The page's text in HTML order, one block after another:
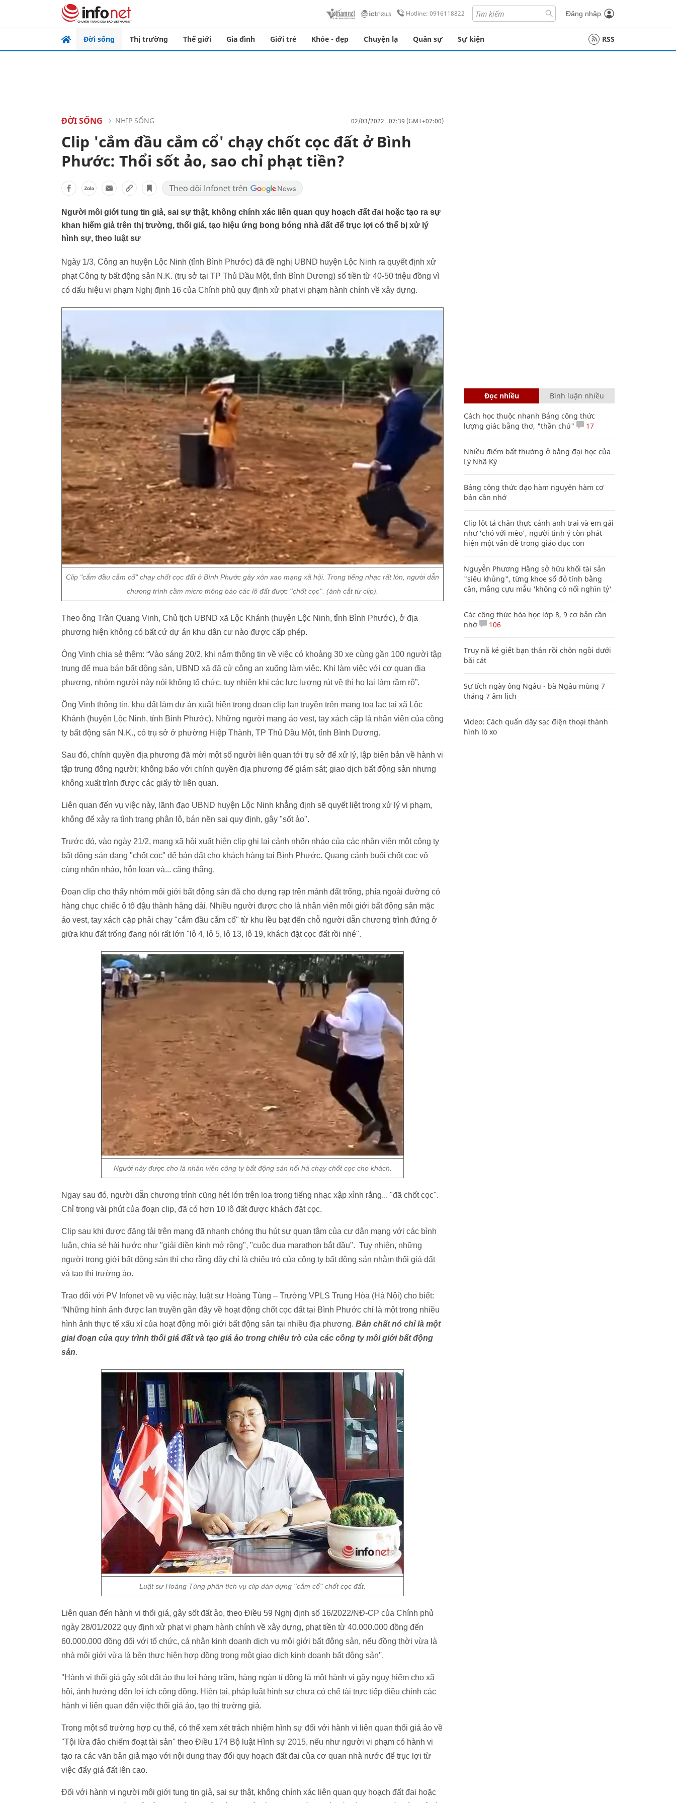
Hotline: 0916118822 Đăng nhập
Đời sống Thị trường Thế giới Gia đình Giới trẻ Khỏe - đẹp Chuyện lạ Quân sự Sự kiện RSS
ĐỜI SỐNG NHỊP SỐNG 02/03/2022 07:39 (GMT+07:00)
Clip 'cắm đầu cắm cổ' chạy chốt cọc đất ở Bình
Phước: Thổi sốt ảo, sao chỉ phạt tiền?
Người môi giới tung tin giả, sai sự thật, không chính xác liên quan quy hoạch đất đai hoặc tạo ra sự
khan hiếm giả trên thị trường, thổi giá, tạo hiệu ứng bong bóng nhà đất để trục lợi có thể bị xử lý
hình sự, theo luật sư
Ngày 1/3, Công an huyện Lộc Ninh (tỉnh Bình Phước) đã đề nghị UBND huyện Lộc Ninh ra quyết định xử
phạt Công ty bất động sản N.K. (trụ sở tại TP Thủ Dầu Một, tỉnh Bình Dương) số tiền từ 40-50 triệu đồng vì
có dấu hiệu vi phạm Nghị định 16 của Chính phủ quy định xử phạt vi phạm hành chính về xây dựng.
Clip "cắm đầu cắm cổ" chạy chốt cọc đất ở Bình Phước gây xôn xao mạng xã hội. Trong tiếng nhạc rất lớn, người dẫn
chương trình cầm micro thông báo các lô đất được ''chốt cọc''. (ảnh cắt từ clip).
Theo ông Trần Quang Vinh, Chủ tịch UBND xã Lộc Khánh (huyện Lộc Ninh, tỉnh Bình Phước), ở địa
phương hiện không có bất cứ dự án khu dân cư nào được cấp phép.
Ông Vinh chia sẻ thêm: “Vào sáng 20/2, khi nắm thông tin về việc có khoảng 30 xe cùng gần 100 người tập
trung để mua bán bất động sản, UBND xã đã cử công an xuống làm việc. Khi làm việc với cơ quan địa
phương, nhóm người này nói không tổ chức, tuy nhiên khi các lực lượng rút về thì họ lại làm rầm rộ”.
Ông Vinh thông tin, khu đất làm dự án xuất hiện trong đoạn clip lan truyền trên mạng tọa lạc tại xã Lộc
Khánh (huyện Lộc Ninh, tỉnh Bình Phước). Những người mang áo vest, tay xách cặp là nhân viên của công
ty bất động sản N.K., có trụ sở ở phường Hiệp Thành, TP Thủ Dầu Một, tỉnh Bình Dương.
Sau đó, chính quyền địa phương đã mời một số người liên quan tới trụ sở để xử lý, lập biên bản về hành vi
tập trung đông người; không báo với chính quyền địa phương để giám sát; giao dịch bất động sản nhưng
không xuất trình được các giấy tờ liên quan.
Liên quan đến vụ việc này, lãnh đạo UBND huyện Lộc Ninh khẳng định sẽ quyết liệt trong xử lý vi phạm,
không để xảy ra tình trạng phân lô, bán nền sai quy định, gây "sốt ảo".
Trước đó, vào ngày 21/2, mạng xã hội xuất hiện clip ghi lại cảnh nhốn nháo của các nhân viên một công ty
bất động sản đang "chốt cọc" để bán đất cho khách hàng tại Bình Phước. Quang cảnh buổi chốt cọc vô
cùng nhốn nháo, hỗn loạn và... căng thẳng.
Đoạn clip cho thấy nhóm môi giới bất động sản đã cho dựng rạp trên mảnh đất trống, phía ngoài đường có
hàng chục chiếc ô tô đậu thành hàng dài. Nhiều người được cho là nhân viên môi giới bất động sản mặc
áo vest, tay xách cặp phải chạy "cắm đầu cắm cổ" từ khu lều bạt đến chỗ người dẫn chương trình đứng ở
giữa khu đất trống đang nói rất lớn "lô 4, lô 5, lô 13, lô 19, khách đặt cọc đất rồi nhé".
Người này được cho là nhân viên công ty bất động sản hối hả chạy chốt cọc cho khách.
Ngay sau đó, người dẫn chương trình cũng hét lớn trên loa trong tiếng nhạc xập xình rằng... "đã chốt cọc".
Chỉ trong vài phút của đoạn clip, đã có hơn 10 lô đất được khách đặt cọc.
Clip sau khi được đăng tải trên mạng đã nhanh chóng thu hút sự quan tâm của cư dân mạng với các bình
luận, chia sẻ hài hước như "giải điền kinh mở rộng", "cuộc đua marathon bắt đầu". Tuy nhiên, những
người trong giới bất động sản thì cho rằng đây chỉ là chiêu trò của công ty bất động sản nhằm thổi giá đất
và tạo thị trường ảo.
Trao đổi với PV Infonet về vụ việc này, luật sư Hoàng Tùng – Trưởng VPLS Trung Hòa (Hà Nội) cho biết:
“Những hình ảnh được lan truyền gần đây về hoạt động chốt cọc đất tại Bình Phước chỉ là một trong nhiều
hình ảnh thực tế xấu xí của hoạt động môi giới bất động sản tại nhiều địa phương. Bản chất nó chỉ là một
giai đoạn của quy trình thổi giá đất và tạo giá ảo trong chiêu trò của các công ty môi giới bất động
sản.
Luật sư Hoàng Tùng phân tích vụ clip dàn dựng ''cắm cổ'' chốt cọc đất.
Liên quan đến hành vi thổi giá, gây sốt đất ảo, theo Điều 59 Nghị định số 16/2022/NĐ-CP của Chính phủ
ngày 28/01/2022 quy định xử phạt vi phạm hành chính về xây dựng, phạt tiền từ 40.000.000 đồng đến
60.000.000 đồng đối với tổ chức, cá nhân kinh doanh dịch vụ môi giới bất động sản, nếu đồng thời vừa là
nhà môi giới vừa là bên thực hiện hợp đồng trong một giao dịch kinh doanh bất động sản''.
''Hành vi thổi giá gây sốt đất ảo thu lợi hàng trăm, hàng ngàn tỉ đồng là một hành vi gây nguy hiểm cho xã
hội, ảnh hưởng đến lợi ích cộng đồng. Hiện tại, pháp luật hình sự chưa có chế tài trực tiếp điều chỉnh các
hành vi liên quan đến việc thổi giá ảo, tạo thị trường giả.
Trong một số trường hợp cụ thể, có thể xem xét trách nhiệm hình sự đối với hành vi liên quan thổi giá ảo về
''Tội lừa đảo chiếm đoạt tài sản'' theo Điều 174 Bộ luật Hình sự 2015, nếu như người vi phạm có hành vi
tạo ra các văn bản giả mạo với nội dung thay đổi quy hoạch đất đai của cơ quan nhà nước để trục lợi từ
việc đẩy giá đất lên cao.
Đối với hành vi người môi giới tung tin giả, sai sự thật, không chính xác liên quan quy hoạch đất đai hoặc
Đọc nhiều Bình luận nhiều
Cách học thuộc nhanh Bảng công thức
lượng giác bằng thơ, "thần chú"
17
Nhiều điểm bất thường ở bằng đại học của
Lý Nhã Kỳ
Bảng công thức đạo hàm nguyên hàm cơ
bản cần nhớ
Clip lột tả chân thực cảnh anh trai và em gái
như 'chó với mèo', người tinh ý còn phát
hiện một vấn đề trong giáo dục con
Nguyễn Phương Hằng sở hữu khối tài sản
"siêu khủng", từng khoe sổ đỏ tính bằng
cân, mắng cựu mẫu 'không có nổi nghìn tỷ'
Các công thức hóa học lớp 8, 9 cơ bản cần
nhớ
106
Truy nã kẻ giết bạn thân rồi chôn ngồi dưới
bãi cát
Sự tích ngày ông Ngâu - bà Ngâu mùng 7
tháng 7 âm lịch
Video: Cách quấn dây sạc điện thoại thành
hình lò xo